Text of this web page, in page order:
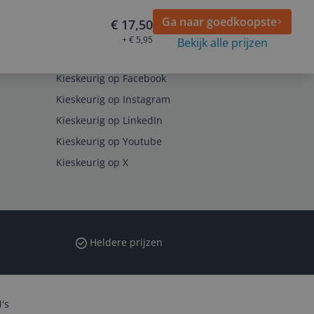
€ 17,50
+ € 5,95
Ga naar goedkoopste
Bekijk alle prijzen
Kieskeurig op Facebook
Kieskeurig op Instagram
Kieskeurig op LinkedIn
Kieskeurig op Youtube
Kieskeurig op X
Heldere prijzen